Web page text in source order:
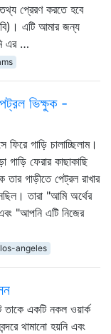
প্রেরণ করতে হবে
এটি আমার জন্য
এর …
ভিক্ষুক -
গাড়ি চালাচ্ছিলাম।
গাড়ি ফেরার কাছাকাছি
গাড়ীতে পেট্রল রাখার
তারা "আমি অর্থের
"আপনি এটি নিজের
los-angeles
একটি নকল ওয়ার্ক
থামানো হয়নি এবং